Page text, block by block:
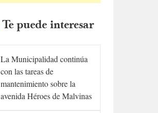
Te puede interesar
La Municipalidad continúa
con las tareas de
mantenimiento sobre la
avenida Héroes de Malvinas